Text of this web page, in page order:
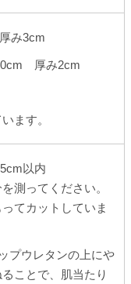
み3cm
厚み2cm
ます。
以内
測ってください。
てカットしていま
プウレタンの上にや
ことで、肌当たり